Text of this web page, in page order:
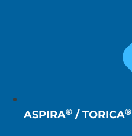
ASPIRA® / TORICA®